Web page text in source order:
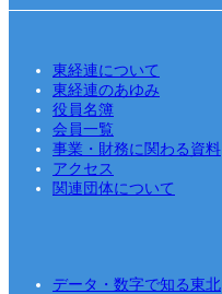
東経連について
東経連のあゆみ
役員名簿
会員一覧
事業・財務に関わる資料
アクセス
関連団体について
データ・数字で知る東北